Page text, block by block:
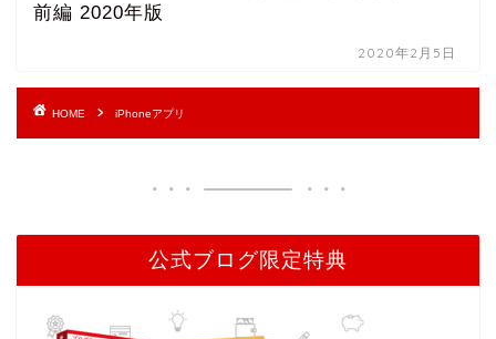
前編 2020年版
2020年2月5日
HOME iPhoneアプリ
公式ブログ限定特典